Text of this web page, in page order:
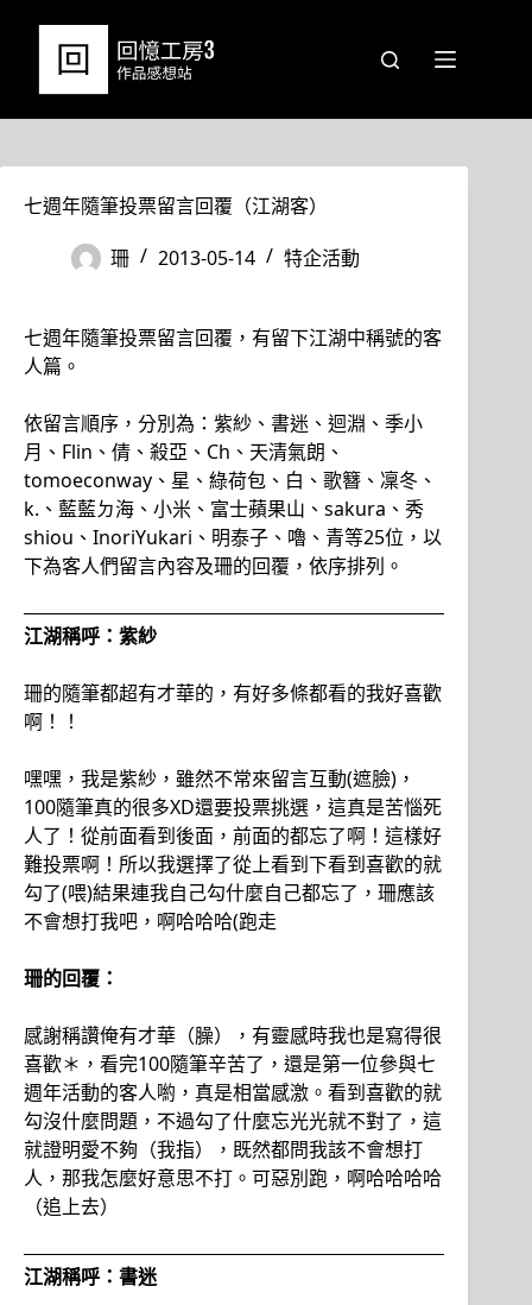
七週年隨筆投票留言回覆（江湖客）
珊
2013-05-14 特企活動
七週年隨筆投票留言回覆，有留下江湖中稱號的客
人篇。
依留言順序，分別為：紫紗、書迷、迴淵、季小
月、Flin、倩、殺亞、Ch、天清氣朗、
tomoeconway、星、綠荷包、白、歌簪、凜冬、
k.、藍藍ㄉ海、小米、富士蘋果山、sakura、秀
shiou、InoriYukari、明泰子、嚕、青等25位，以
下為客人們留言內容及珊的回覆，依序排列。
江湖稱呼：紫紗
珊的隨筆都超有才華的，有好多條都看的我好喜歡
啊！！
嘿嘿，我是紫紗，雖然不常來留言互動(遮臉)，
100隨筆真的很多XD還要投票挑選，這真是苦惱死
人了！從前面看到後面，前面的都忘了啊！這樣好
難投票啊！所以我選擇了從上看到下看到喜歡的就
勾了(喂)結果連我自己勾什麼自己都忘了，珊應該
不會想打我吧，啊哈哈哈(跑走
珊的回覆：
感謝稱讚俺有才華（臊），有靈感時我也是寫得很
喜歡＊，看完100隨筆辛苦了，還是第一位參與七
週年活動的客人喲，真是相當感激。看到喜歡的就
勾沒什麼問題，不過勾了什麼忘光光就不對了，這
就證明愛不夠（我指），既然都問我該不會想打
人，那我怎麼好意思不打。可惡別跑，啊哈哈哈哈
（追上去）
江湖稱呼：書迷